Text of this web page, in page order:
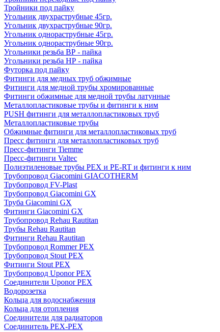
Тройники под пайку
Угольник двухраструбные 45гр.
Угольник двухраструбные 90гр.
Угольник однораструбные 45гр.
Угольник однораструбные 90гр.
Угольники резьба ВР - пайка
Угольники резьба НР - пайка
Футорка под пайку
Фитинги для медных труб обжимные
Фитинги для медной трубы хромированные
Фитинги обжимные для медной трубы латунные
Металлопластиковые трубы и фитинги к ним
PUSH фитинги для металлопластиковых труб
Металлопластиковые трубы
Обжимные фитинги для металлопластиковых труб
Пресс фитинги для металлопластиковых труб
Пресс-фитинги Tiemme
Пресс-фитинги Valtec
Полиэтиленовые трубы PEX и PE-RT и фитинги к ним
Трубопровод Giacomini GIACOTHERM
Трубопровод FV-Plast
Трубопровод Giacomini GX
Труба Giacomini GX
Фитинги Giacomini GX
Трубопровод Rehau Rautitan
Трубы Rehau Rautitan
Фитинги Rehau Rautitan
Трубопровод Rommer PEX
Трубопровод Stout PEX
Фитинги Stout PEX
Трубопровод Uponor PEX
Соединители Uponor PEX
Водорозетка
Кольца для водоснабжения
Кольца для отопления
Соединители для радиаторов
Соединитель PEX-PEX